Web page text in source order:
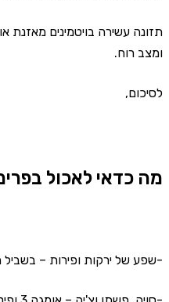
תזונה עשירה בויטמינים מאזנת
ומצב רוח.
לסיכום,
מה כדאי לאכול
-שפע של ירקות ופירות – בשביל